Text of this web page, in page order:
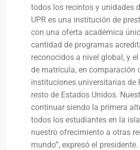
todos los recintos y unidades
UPR es una institución de
con una oferta académica
cantidad de programas
reconocidos a nivel global, y
de matrícula, en comparación
instituciones universitarias de
resto de Estados Unidos.
continuar siendo la primera
todos los estudiantes en la
nuestro ofrecimiento a otras
mundo”, expresó el presidente.